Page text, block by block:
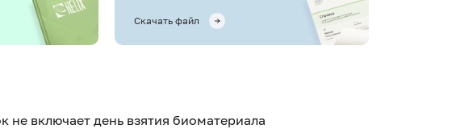
Скачать файл
не включает день взятия биоматериала